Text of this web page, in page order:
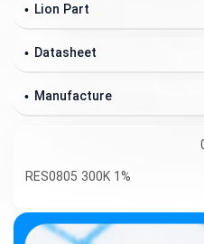
Lion Part
Datasheet
Manufacture
RES0805 300K 1%